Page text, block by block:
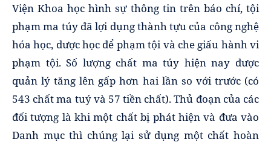
Viện Khoa học hình sự thông tin trên báo chí, tội
phạm ma túy đã lợi dụng thành tựu của công nghệ
hóa học, dược học để phạm tội và che giấu hành vi
phạm tội. Số lượng chất ma túy hiện nay được
quản lý tăng lên gấp hơn hai lần so với trước (có
543 chất ma tuý và 57 tiền chất). Thủ đoạn của các
đối tượng là khi một chất bị phát hiện và đưa vào
Danh mục thì chúng lại sử dụng một chất hoàn